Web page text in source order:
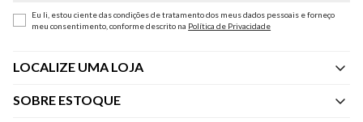
Eu li, estou ciente das condições de tratamento dos meus dados pessoais e forneço
meu consentimento, conforme descrito na Política de Privacidade
LOCALIZE UMA LOJA
SOBRE ESTOQUE